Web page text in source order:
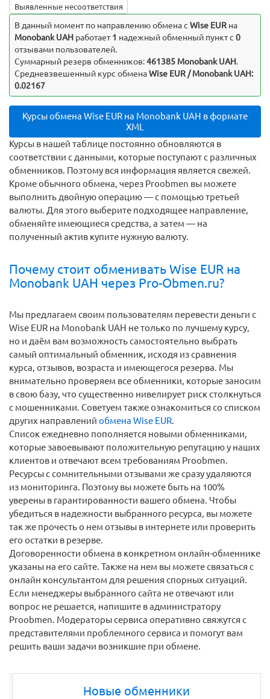
Выявленные несоответствия
В данный момент по направлению обмена c Wise EURна
Monobank UAH работает1 надежный обменный пункт с 0
отзывами пользователей.
Суммарный резерв обменников:461385 Monobank UAH.
Средневзвешенный курс обменаWise EUR / Monobank UAH:
0.02167
Курсы обмена Wise EUR на Monobank UAH в формате
XML
Курсы в нашей таблице постоянно обновляются в
соответствии с данными, которые поступают с различных
обменников. Поэтому вся информация является свежей.
Кроме обычного обмена, через Proobmen вы можете
выполнить двойную операцию — с помощью третьей
валюты. Для этого выберите подходящее направление,
обменяйте имеющиеся средства, а затем — на
полученный актив купите нужную валюту.
Почему стоит обменивать Wise EUR на
Monobank UAH через Pro-Obmen.ru?
Мы предлагаем своим пользователям перевести деньги c
Wise EUR на Monobank UAH не только по лучшему курсу,
но и даём вам возможность самостоятельно выбрать
самый оптимальный обменник, исходя из сравнения
курса, отзывов, возраста и имеющегося резерва. Мы
внимательно проверяем все обменники, которые заносим
в свою базу, что существенно нивелирует риск столкнуться
с мошенниками. Советуем также ознакомиться со списком
других направлений обмена Wise EUR.
Список ежедневно пополняется новыми обменниками,
которые завоевывают положительную репутацию у наших
клиентов и отвечают всем требованиям Proobmen.
Ресурсы с сомнительными отзывами же сразу удаляются
из мониторинга. Поэтому вы можете быть на 100%
уверены в гарантированности вашего обмена. Чтобы
убедиться в надежности выбранного ресурса, вы можете
так же прочесть о нем отзывы в интернете или проверить
его остатки в резерве.
Договоренности обмена в конкретном онлайн-обменнике
указаны на его сайте. Также на нем вы можете связаться с
онлайн консультантом для решения спорных ситуаций.
Если менеджеры выбранного сайта не отвечают или
вопрос не решается, напишите в администратору
Proobmen. Модераторы сервиса оперативно свяжутся с
представителями проблемного сервиса и помогут вам
решить ваши задачи возникшие при обмене.
Новые обменники